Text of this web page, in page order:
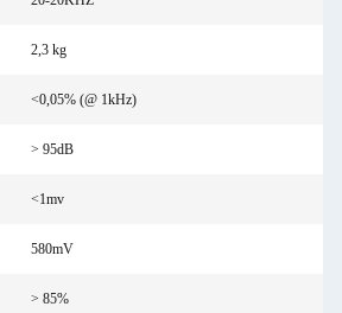
2,3 kg
<0,05% (@ 1kHz)
> 95dB
<1mv
580mV
> 85%